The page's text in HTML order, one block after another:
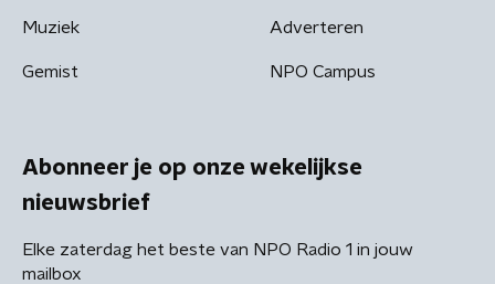
Muziek
Gemist
Adverteren
NPO Campus
Abonneer je op onze wekelijkse
nieuwsbrief
Elke zaterdag het beste van NPO Radio 1 in jouw
mailbox